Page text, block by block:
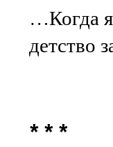
…Когда
детство
* * *